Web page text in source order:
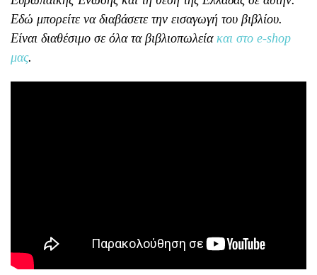
Εδώ μπορείτε να διαβάσετε την εισαγωγή του βιβλίου.
Είναι διαθέσιμο σε όλα τα βιβλιοπωλεία και στο e-shop
μας.